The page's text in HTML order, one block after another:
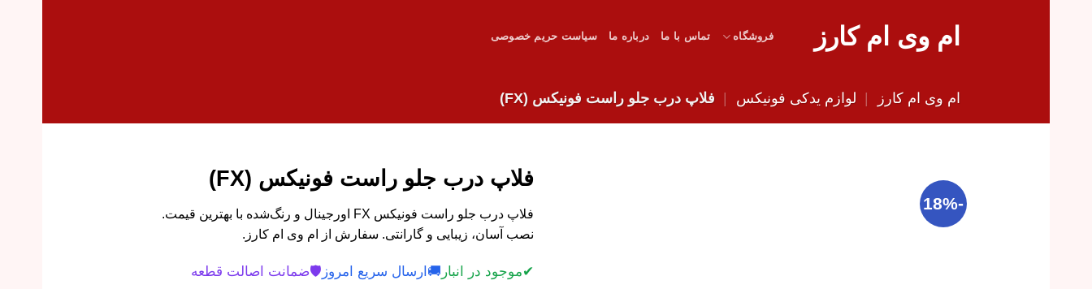
ام وی ام کارز فروشگاه تماس با ما درباره ما سیاست حریم خصوصی
ام وی ام کارز | لوازم یدکی فونیکس | فلاپ درب جلو راست فونیکس (FX)
-18%
فلاپ درب جلو راست فونیکس (FX)
فلاپ درب جلو راست فونیکس FX اورجینال و رنگ‌شده با بهترین قیمت.
نصب آسان، زیبایی و گارانتی. سفارش از ام وی ام کارز.
✔موجود در انبار 🚚 ارسال سریع امروز 🛡️ضمانت اصالت قطعه